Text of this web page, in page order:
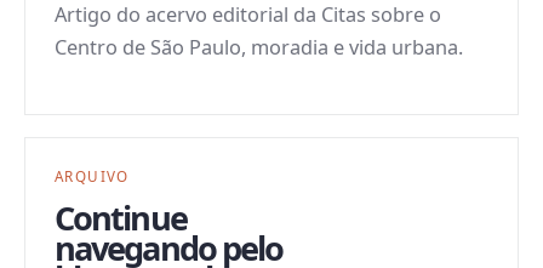
Artigo do acervo editorial da Citas sobre o
Centro de São Paulo, moradia e vida urbana.
ARQUIVO
Continue
navegando pelo